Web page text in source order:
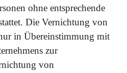
ohne entsprechende
Die Vernichtung von
in Übereinstimmung mit
zur
von